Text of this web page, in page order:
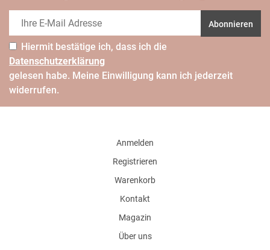
Abonnieren
Hiermit bestätige ich, dass ich die
Daten­schutz­erklärung
gelesen habe. Meine Einwilligung kann ich jederzeit
widerrufen.
Anmelden
Registrieren
Warenkorb
Kontakt
Magazin
Über uns